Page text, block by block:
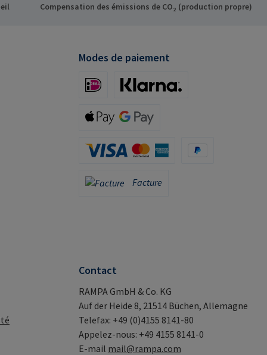
Compensation des émissions de CO₂ (production propre)
Modes de paiement
Facture
Facture
Contact
RAMPA GmbH & Co. KG
Auf der Heide 8, 21514 Büchen, Allemagne
Telefax: +49 (0)4155 8141-80
Appelez-nous: +49 4155 8141-0
E-mail mail@rampa.com